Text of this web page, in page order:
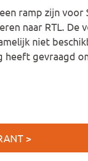
ramp zijn voor
naar RTL.
niet
heeft gevraagd
>